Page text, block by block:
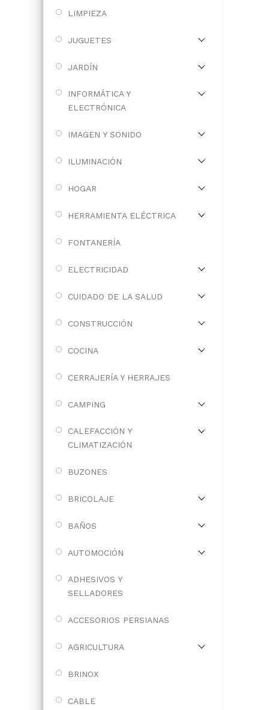
LIMPIEZA
JUGUETES
JARDÍN
INFORMÁTICA Y
ELECTRÓNICA
IMAGEN Y SONIDO
ILUMINACIÓN
HOGAR
HERRAMIENTA ELÉCTRICA
FONTANERÍA
ELECTRICIDAD
CUIDADO DE LA SALUD
CONSTRUCCIÓN
COCINA
CERRAJERÍA Y HERRAJES
CAMPING
CALEFACCIÓN Y
CLIMATIZACIÓN
BUZONES
BRICOLAJE
BAÑOS
AUTOMOCIÓN
ADHESIVOS Y
SELLADORES
ACCESORIOS PERSIANAS
AGRICULTURA
BRINOX
CABLE